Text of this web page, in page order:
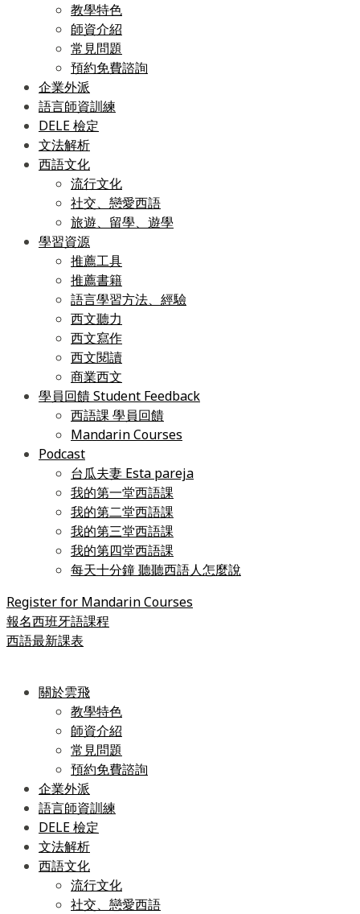
教學特色
師資介紹
常見問題
預約免費諮詢
企業外派
語言師資訓練
DELE 檢定
文法解析
西語文化
流行文化
社交、戀愛西語
旅遊、留學、遊學
學習資源
推薦工具
推薦書籍
語言學習方法、經驗
西文聽力
西文寫作
西文閱讀
商業西文
學員回饋 Student Feedback
西語課 學員回饋
Mandarin Courses
Podcast
台瓜夫妻 Esta pareja
我的第一堂西語課
我的第二堂西語課
我的第三堂西語課
我的第四堂西語課
每天十分鐘 聽聽西語人怎麼說
Register for Mandarin Courses
報名西班牙語課程
西語最新課表
關於雲飛
教學特色
師資介紹
常見問題
預約免費諮詢
企業外派
語言師資訓練
DELE 檢定
文法解析
西語文化
流行文化
社交、戀愛西語